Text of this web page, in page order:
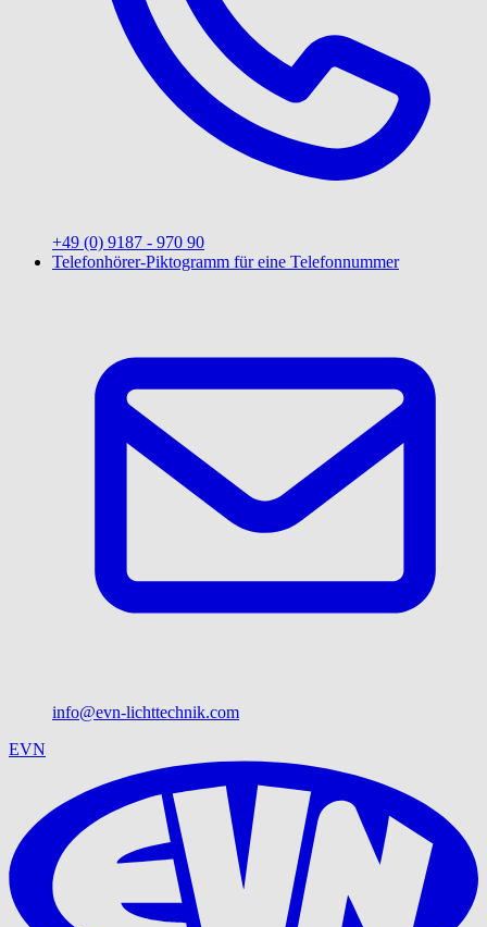
+49 (0) 9187 - 970 90
Telefonhörer-Piktogramm für eine Telefonnummer
info@evn-lichttechnik.com
EVN